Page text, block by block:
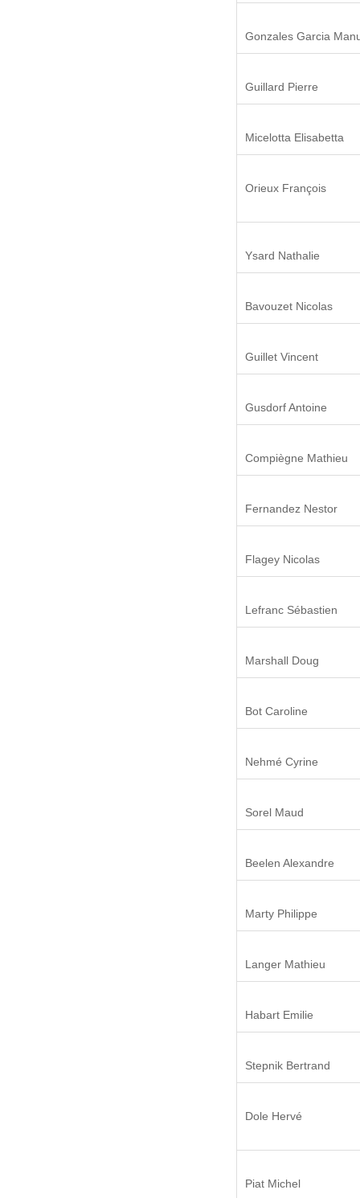
Gonzales Garcia
Guillard Pierre
Micelotta Elisabetta
Orieux François
Ysard Nathalie
Bavouzet Nicolas
Guillet Vincent
Gusdorf Antoine
Compiègne Mathieu
Fernandez Nestor
Flagey Nicolas
Lefranc Sébastien
Marshall Doug
Bot Caroline
Nehmé Cyrine
Sorel Maud
Beelen Alexandre
Marty Philippe
Langer Mathieu
Habart Emilie
Stepnik Bertrand
Dole Hervé
Piat Michel